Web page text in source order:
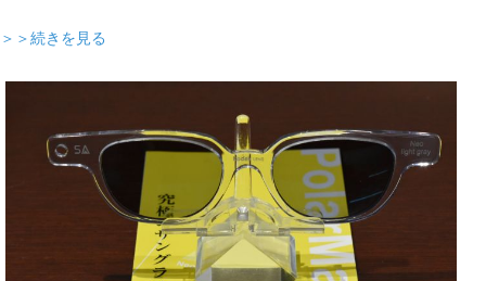
＞＞続きを見る